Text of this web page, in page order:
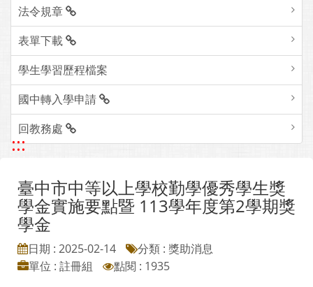
法令規章
表單下載
學生學習歷程檔案
國中轉入學申請
回教務處
:::
臺中市中等以上學校勤學優秀學生獎
學金實施要點暨 113學年度第2學期獎
學金
日期 : 2025-02-14
分類 : 獎助消息
單位 : 註冊組
點閱 : 1935